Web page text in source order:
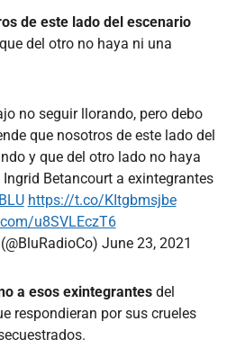
de este lado del escenario
del otro no haya ni una
no seguir llorando, pero debo
que nosotros de este lado del
y que del otro lado no haya
Betancourt a exintegrantes
https://t.co/KItgbmsjbe
u8SVLEczT6
June 23, 2021
a esos exintegrantes del
respondieran por sus crueles